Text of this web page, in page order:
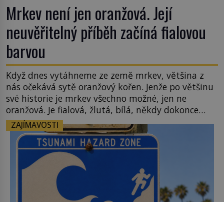
Mrkev není jen oranžová. Její
neuvěřitelný příběh začíná fialovou
barvou
Když dnes vytáhneme ze země mrkev, většina z
nás očekává sytě oranžový kořen. Jenže po většinu
své historie je mrkev všechno možné, jen ne
oranžová. Je fialová, žlutá, bílá, někdy dokonce
téměř černá. Až díky stovkám let pečlivého
šlechtění se z ní stává zelenina, bez které si českou
zahradu ani nedokážeme představit. Její příběh je
ZAJÍMAVOSTI